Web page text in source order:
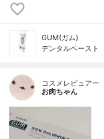
GUM(ガム)
デンタルペースト
コスメレビュアー
お肉ちゃん